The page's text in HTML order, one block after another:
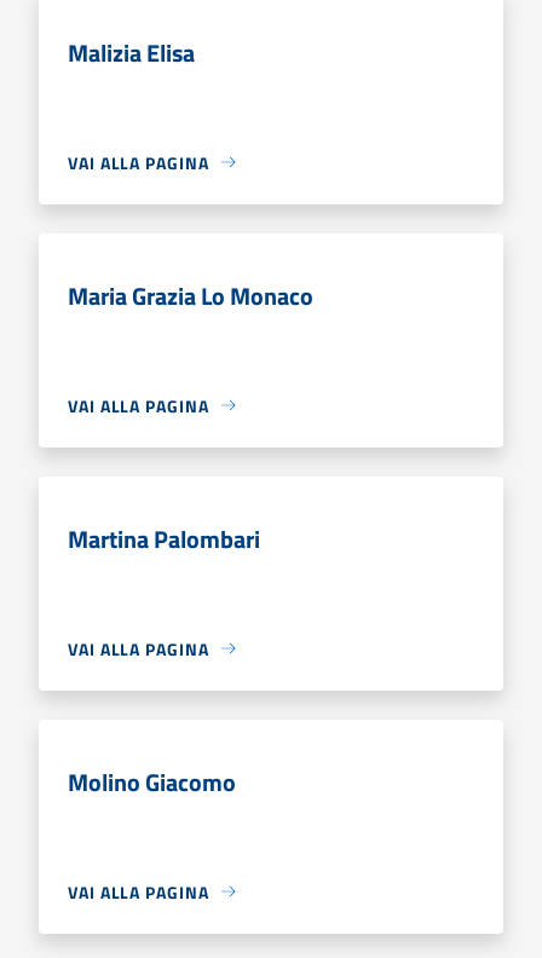
Malizia Elisa
VAI ALLA PAGINA
Maria Grazia Lo Monaco
VAI ALLA PAGINA
Martina Palombari
VAI ALLA PAGINA
Molino Giacomo
VAI ALLA PAGINA